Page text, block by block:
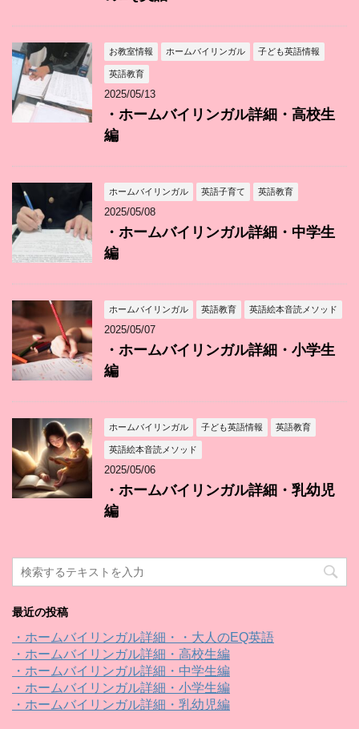
お教室情報 ホームバイリンガル 子ども英語情報
英語教育
2025/05/13
・ホームバイリンガル詳細・高校生
編
ホームバイリンガル 英語子育て 英語教育
2025/05/08
・ホームバイリンガル詳細・中学生
編
ホームバイリンガル 英語教育 英語絵本音読メソッド
2025/05/07
・ホームバイリンガル詳細・小学生
編
ホームバイリンガル 子ども英語情報 英語教育
英語絵本音読メソッド
2025/05/06
・ホームバイリンガル詳細・乳幼児
編
最近の投稿
・ホームバイリンガル詳細・・大人のEQ英語
・ホームバイリンガル詳細・高校生編
・ホームバイリンガル詳細・中学生編
・ホームバイリンガル詳細・小学生編
・ホームバイリンガル詳細・乳幼児編